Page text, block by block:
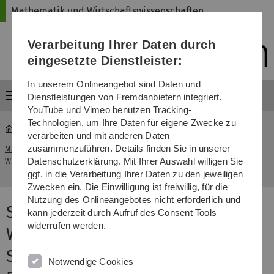
Direkt
Direkt
Direkt
(Sprache,
Drucken,
Media)
Direkt
Direkt
Mathematik und Wirtschaftswissenschaften
Menü
Mathematik und
Wirtschaftswissenschaften
2023
Spitzenposition für Ulmer
Wirtschaftswissenschaften bei
Studierendenbefragung des CHE
Verarbeitung Ihrer Daten durch
eingesetzte Dienstleister:
In unserem Onlineangebot sind Daten und
Dienstleistungen von Fremdanbietern integriert.
YouTube und Vimeo benutzen Tracking-
Technologien, um Ihre Daten für eigene Zwecke zu
verarbeiten und mit anderen Daten
zusammenzuführen. Details finden Sie in unserer
Datenschutzerklärung. Mit Ihrer Auswahl willigen Sie
ggf. in die Verarbeitung Ihrer Daten zu den jeweiligen
Zwecken ein. Die Einwilligung ist freiwillig, für die
Nutzung des Onlineangebotes nicht erforderlich und
kann jederzeit durch Aufruf des Consent Tools
widerrufen werden.
Notwendige Cookies